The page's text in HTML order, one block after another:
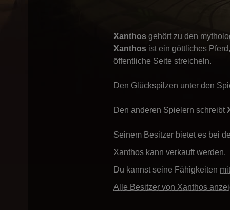
Xanthos gehört zu den
Xanthos ist ein göttliches
öffentliche Seite streicheln.
Den Glückspilzen unter den
Den anderen Spielern schreibt
Seinem Besitzer bietet es bei
Xanthos kann verkauft werden.
Du kannst seine Fähigkeiten
Alle Besitzer von Xanthos